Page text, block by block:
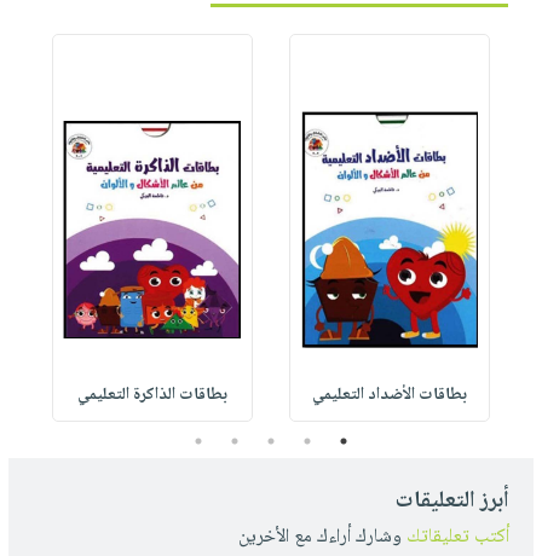
بطاقات الأضداد التعليمي بطاقات الذاكرة التعليمي
1
2
3
4
5
أبرز التعليقات
أكتب تعليقاتك وشارك أراءك مع الأخرين